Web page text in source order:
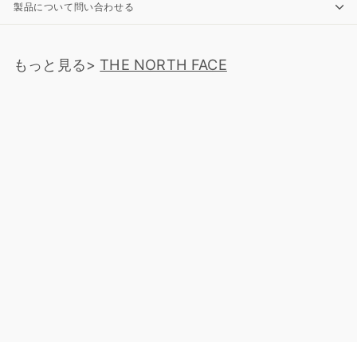
製品について問い合わせる
もっと見る> THE NORTH FACE